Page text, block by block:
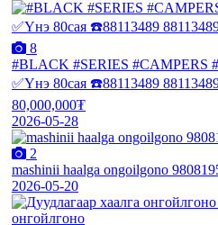
8
#BLACK #SERIES #CAMPERS
✅Үнэ 80сая ☎️88113489
80,000,000₮
2026-05-28
2
mashinii haalga ongoilgono
2026-05-20